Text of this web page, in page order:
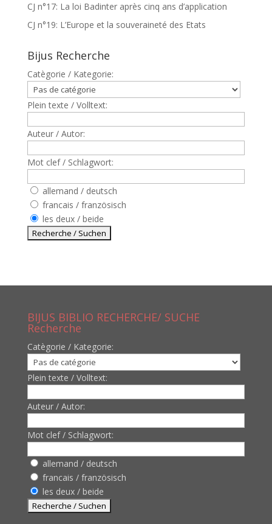
CJ n°17: La loi Badinter après cinq ans d’application
CJ n°19: L’Europe et la souveraineté des Etats
Bijus Recherche
Catègorie / Kategorie:
Plein texte / Volltext:
Auteur / Autor:
Mot clef / Schlagwort:
allemand / deutsch
francais / französisch
les deux / beide
BIJUS BIBLIO RECHERCHE/ SUCHE
Recherche
Catègorie / Kategorie:
Plein texte / Volltext:
Auteur / Autor:
Mot clef / Schlagwort:
allemand / deutsch
francais / französisch
les deux / beide